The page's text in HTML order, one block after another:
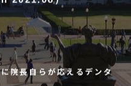
院長自らが応えるデンタ